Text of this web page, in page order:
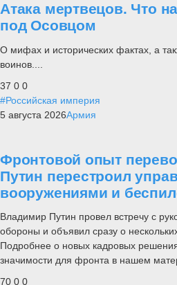
Атака мертвецов. Что
под Осовцом
О мифах и исторических фактах, а
воинов....
37 0 0
#Российская империя
5 августа 2026Армия
Фронтовой опыт
Путин перестроил
вооружениями и
Владимир Путин провел встречу с
обороны и объявил сразу о
Подробнее о новых кадровых
значимости для фронта в нашем
70 0 0